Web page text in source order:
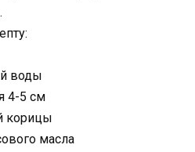
воды
4-5 см
корицы
масла